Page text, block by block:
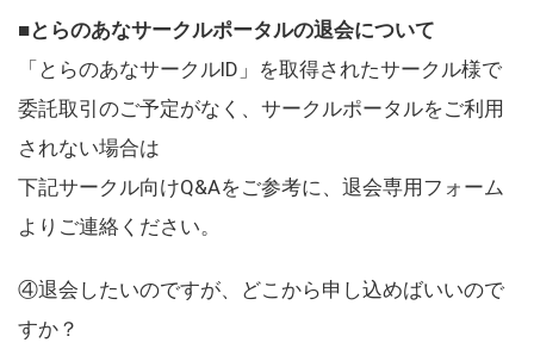
■とらのあなサークルポータルの退会について
「とらのあなサークルID」を取得されたサークル様で
委託取引のご予定がなく、サークルポータルをご利用
されない場合は
下記サークル向けQ&Aをご参考に、退会専用フォーム
よりご連絡ください。
④退会したいのですが、どこから申し込めばいいので
すか？